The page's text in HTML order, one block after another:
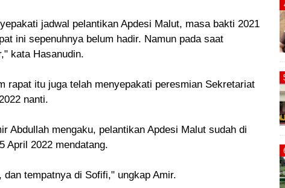
jadwal pelantikan Apdesi Malut, masa bakti 2021
ini sepenuhnya belum hadir. Namun pada saat
kata Hasanudin.
rapat itu juga telah menyepakati peresmian Sekretariat
nanti.
Abdullah mengaku, pelantikan Apdesi Malut sudah di
April 2022 mendatang.
tempatnya di Sofifi," ungkap Amir.